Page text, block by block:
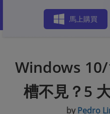
馬上購買
Windows
槽不見？5
byPedro